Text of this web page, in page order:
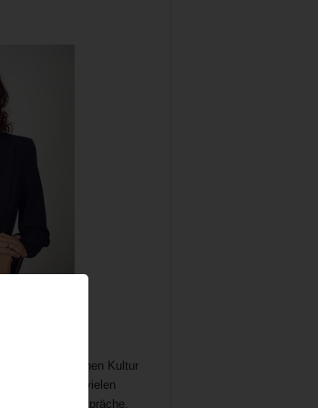
der britischen Kultur
Austausch auf vielen
gehören Gespräche,